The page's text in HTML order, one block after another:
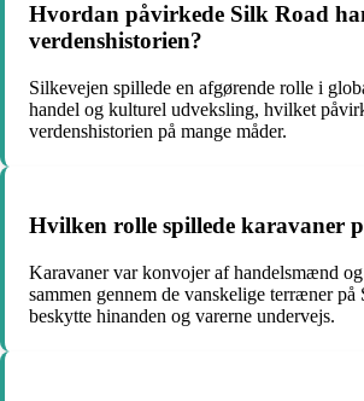
Hvordan påvirkede Silk Road
verdenshistorien?
Silkevejen spillede en afgørende rolle i
handel og kulturel udveksling, hvilket
verdenshistorien på mange måder.
Hvilken rolle spillede karavaner
Karavaner var konvojer af handelsmænd
sammen gennem de vanskelige terræner
beskytte hinanden og varerne undervejs.